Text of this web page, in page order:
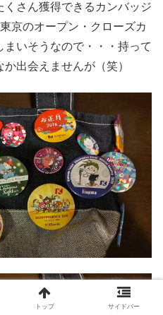
くさん獲得できるカンバッジ
京のオープン・クローズカ
いそうなので・・・持って
出会えませんが（笑）
トップ サイドバー